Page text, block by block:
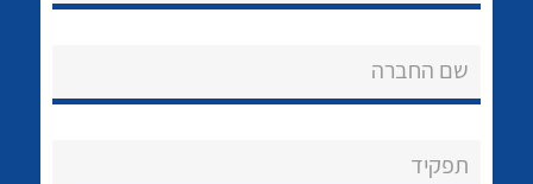
שירותי תמיכה
שם החברה
תפקיד